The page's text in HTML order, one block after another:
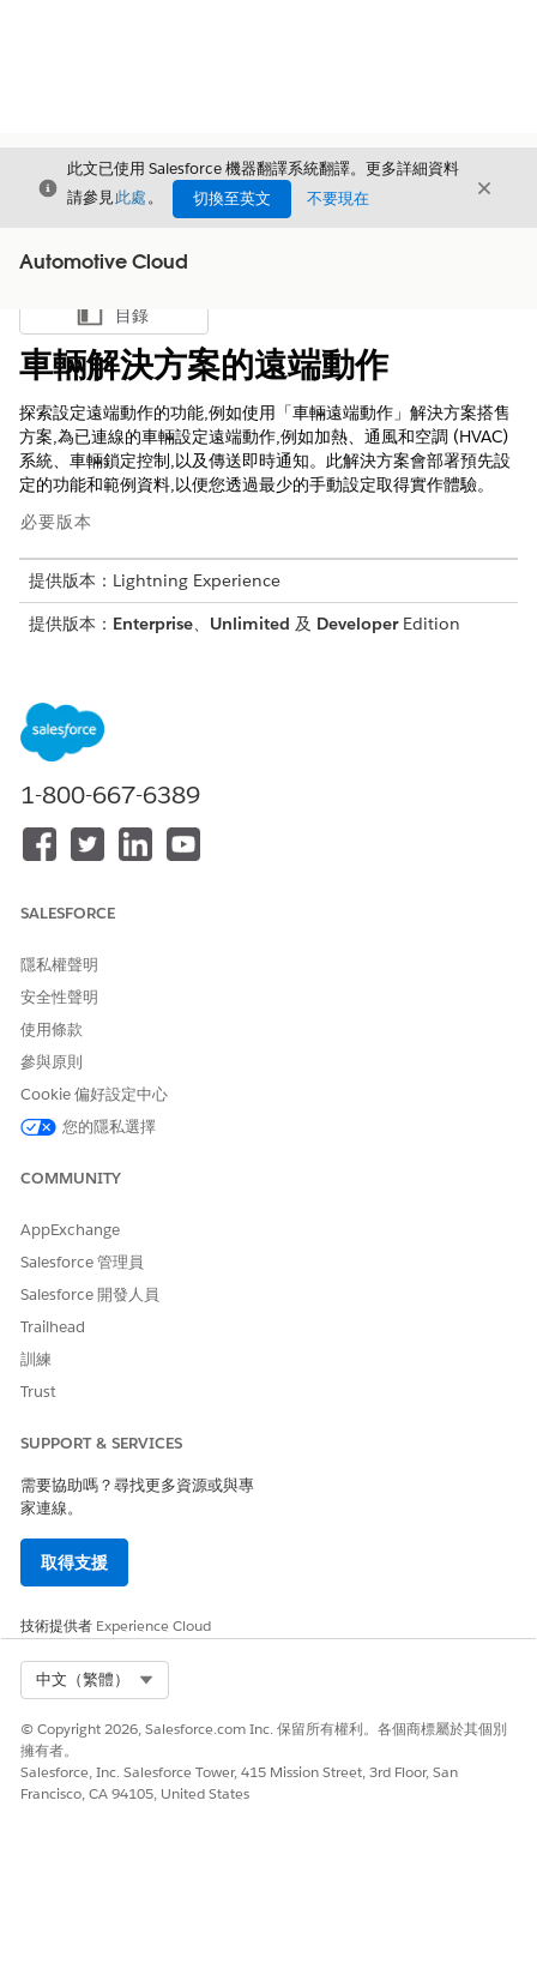
結束
此文已使用 Salesforce 機器翻譯系統翻譯。更多詳細資料
請參見此處。 切換至英文 不要現在 結束
Automotive Cloud
顯示目錄
目錄
車輛解決方案的遠端動作
探索設定遠端動作的功能,例如使用「車輛遠端動作」解決方案搭售
方案,為已連線的車輛設定遠端動作,例如加熱、通風和空調 (HVAC)
系統、車輛鎖定控制,以及傳送即時通知。此解決方案會部署預先設
定的功能和範例資料,以便您透過最少的手動設定取得實作體驗。
必要版本
提供版本：Lightning Experience
提供版本： Enterprise、 Unlimited 及 DeveloperEdition
符合您的需求,再將其首展至生產。若要部署至生產組織,您的
功,請使用「設定」中「解決方案部署監視」頁面上可用的錯誤記
在您開始使用「車輛的遠端動作」前,請先檢閱產品瀏覽。
車輛的遠端動作功能、預先定義的元件和範例資料
「車輛的遠端動作」是一套全方位工具組,專為加速功能部署而
設計。它將標準 Automotive 功能與範例資料結合在一起,以便
您的解決方案快速啟動並執行。
1-800-667-6389
SALESFORCE
隱私權聲明
安全性聲明
使用條款
參與原則
Cookie 偏好設定中心
您的隱私選擇
COMMUNITY
AppExchange
Salesforce 管理員
Salesforce 開發人員
Trailhead
訓練
Trust
SUPPORT & SERVICES
需要協助嗎？尋找更多資源或與專
家連線。
取得支援
技術提供者 Experience Cloud
中文（繁體）
© Copyright 2026, Salesforce.com Inc. 保留所有權利。各個商標屬於其個別
擁有者。
Salesforce, Inc. Salesforce Tower, 415 Mission Street, 3rd Floor, San
Francisco, CA 94105, United States